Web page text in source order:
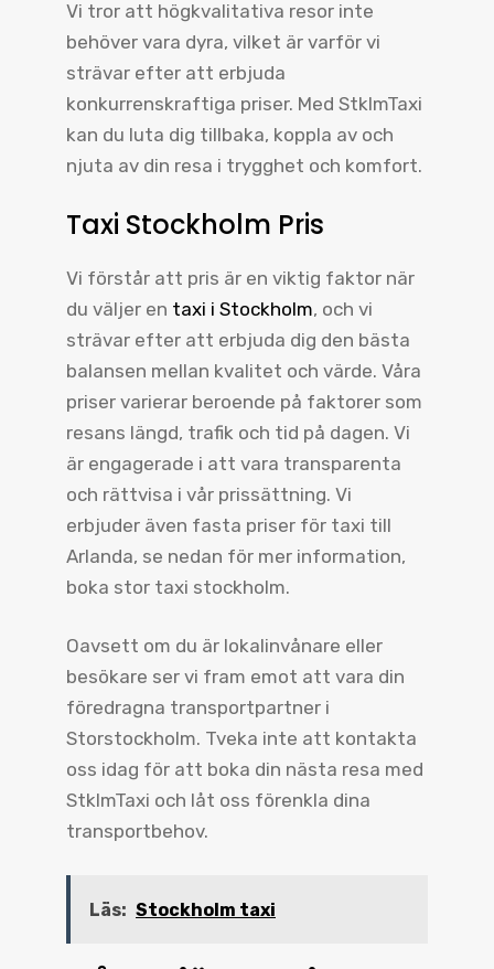
Vi tror att högkvalitativa resor inte
behöver vara dyra, vilket är varför vi
strävar efter att erbjuda
konkurrenskraftiga priser. Med StklmTaxi
kan du luta dig tillbaka, koppla av och
njuta av din resa i trygghet och komfort.
Taxi Stockholm Pris
Vi förstår att pris är en viktig faktor när
du väljer en taxi i Stockholm, och vi
strävar efter att erbjuda dig den bästa
balansen mellan kvalitet och värde. Våra
priser varierar beroende på faktorer som
resans längd, trafik och tid på dagen. Vi
är engagerade i att vara transparenta
och rättvisa i vår prissättning. Vi
erbjuder även fasta priser för taxi till
Arlanda, se nedan för mer information,
boka stor taxi stockholm.
Oavsett om du är lokalinvånare eller
besökare ser vi fram emot att vara din
föredragna transportpartner i
Storstockholm. Tveka inte att kontakta
oss idag för att boka din nästa resa med
StklmTaxi och låt oss förenkla dina
transportbehov.
Läs: Stockholm taxi